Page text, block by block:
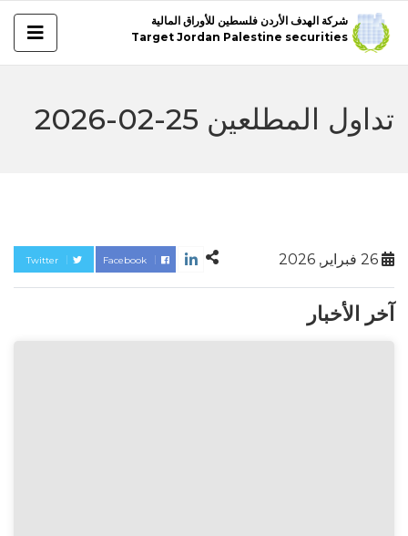
شركة الهدف الأردن فلسطين للأوراق المالية
Target Jordan Palestine securities
تداول المطلعين 25-02-2026
Twitter Facebook
آخر الأخبار